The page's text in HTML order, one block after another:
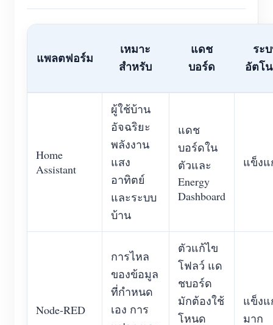
แพลตฟอร์ม
เหมาะ
สำหรับ
แดช
บอร์ด
ระ
อัตโ
Home
Assistant
ผู้ใช้บ้าน
อัจฉริยะ
พลังงาน
แสง
อาทิตย์
และระบบ
บ้าน
แดช
บอร์ดใน
ตัวและ
Energy
Dashboard
แข็งแ
Node-RED
การไหล
ของข้อมูล
ที่กำหนด
เอง การ
ตัวแก้ไข
โฟลว์ แด
ชบอร์ด
มักต้องใช้
โหนด
แข็งแ
มาก